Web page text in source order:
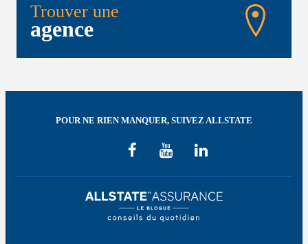
Trouver une
agence
POUR NE RIEN MANQUER, SUIVEZ ALLSTATE